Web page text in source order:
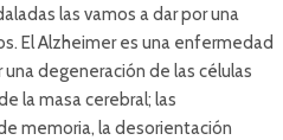
las vamos a dar por una
El Alzheimer es una enfermedad
degeneración de las células
la masa cerebral; las
memoria, la desorientación